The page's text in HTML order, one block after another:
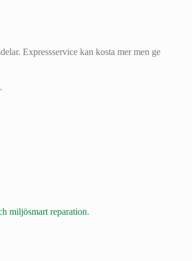
Expressservice kan kosta mer men ge
miljösmart reparation.